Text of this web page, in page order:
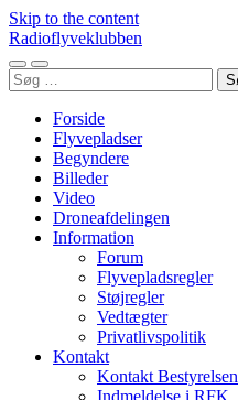
Skip to the content
Radioflyveklubben
Toggle
mobile
Toggle
search
Søg
efter:
Forside
Flyvepladser
Begyndere
Billeder
Video
Droneafdelingen
Information
Forum
Flyvepladsregler
Støjregler
Vedtægter
Privatlivspolitik
Kontakt
Kontakt Bestyrelsen
Indmeldelse i RFK